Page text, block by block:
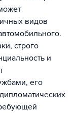
видов
строго
и
его